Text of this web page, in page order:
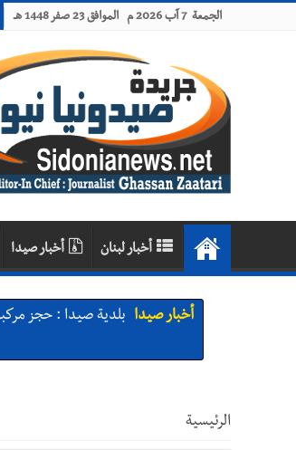
الجمعة 7 آب 2026 م الموافق 23 صفر 1448 هـ
أخبار لبنان أخبار صيدا
أخبار صيدا بلدية صيدا : حجز
الرئيسية